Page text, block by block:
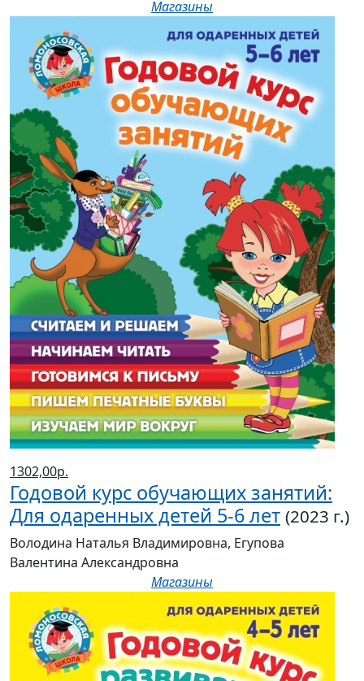
Магазины
1302,00р.
Годовой курс обучающих занятий:
Для одаренных детей 5-6 лет (2023 г.)
Володина Наталья Владимировна, Егупова
Валентина Александровна
Магазины